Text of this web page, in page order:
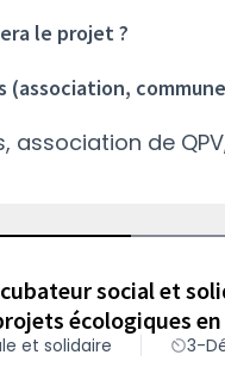
le projet ?
(association,
association de
social et
écologiques
et solidaire 3-